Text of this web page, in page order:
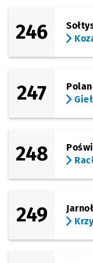
246
247
248
249